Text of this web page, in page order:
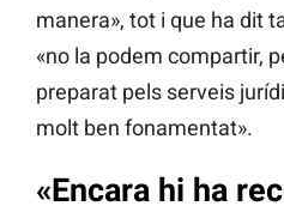
manera», tot i que ha dit
«no la podem compartir,
preparat pels serveis
molt ben fonamentat».
«Encara hi ha